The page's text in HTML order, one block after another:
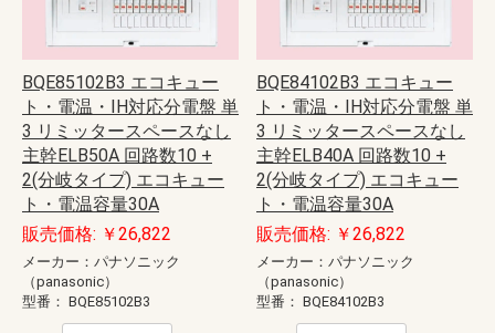
BQE85102B3 エコキュー
ト・電温・IH対応分電盤 単
3 リミッタースペースなし
主幹ELB50A 回路数10 +
2(分岐タイプ) エコキュー
ト・電温容量30A
販売価格: ￥26,822
メーカー：パナソニック
（panasonic）
型番： BQE85102B3
BQE84102B3 エコキュー
ト・電温・IH対応分電盤 単
3 リミッタースペースなし
主幹ELB40A 回路数10 +
2(分岐タイプ) エコキュー
ト・電温容量30A
販売価格: ￥26,822
メーカー：パナソニック
（panasonic）
型番： BQE84102B3